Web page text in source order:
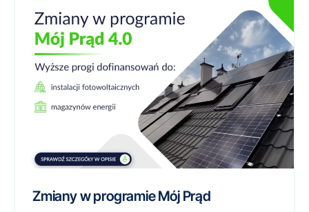
Zmiany w programie Mój Prąd